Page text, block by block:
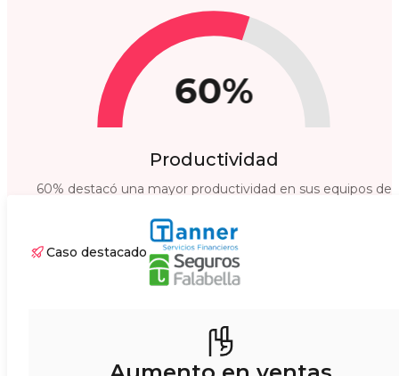
60%
Productividad
60% destacó una mayor productividad en sus equipos de
Caso destacado